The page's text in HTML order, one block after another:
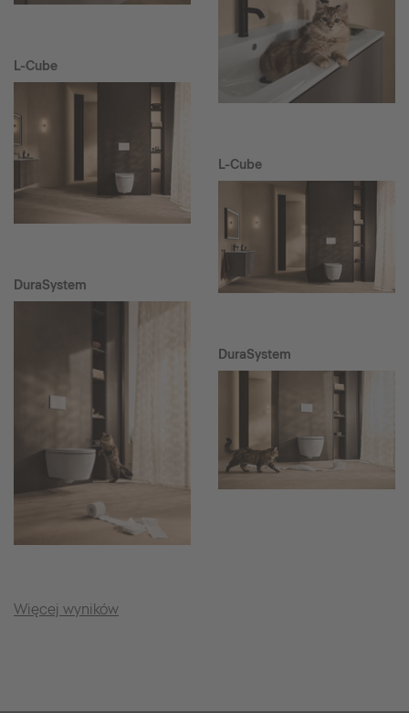
L-Cube
DuraSystem
L-Cube
DuraSystem
Więcej wyników